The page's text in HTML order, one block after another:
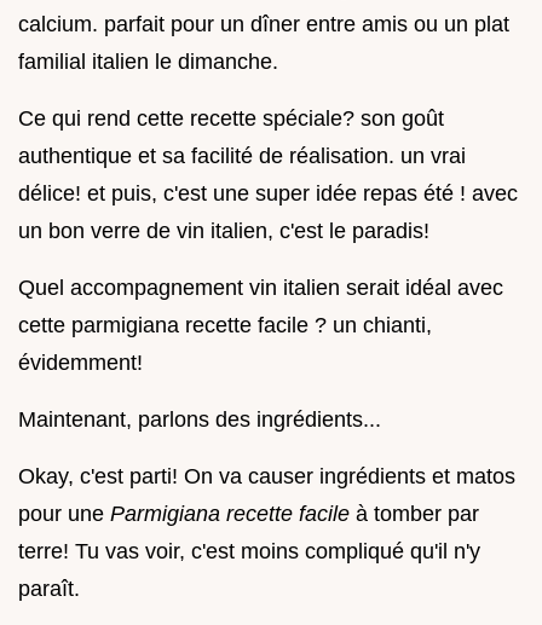
calcium. parfait pour un dîner entre amis ou un plat
familial italien le dimanche.
Ce qui rend cette recette spéciale? son goût
authentique et sa facilité de réalisation. un vrai
délice! et puis, c'est une super idée repas été ! avec
un bon verre de vin italien, c'est le paradis!
Quel accompagnement vin italien serait idéal avec
cette parmigiana recette facile ? un chianti,
évidemment!
Maintenant, parlons des ingrédients...
Okay, c'est parti! On va causer ingrédients et matos
pour une Parmigiana recette facile à tomber par
terre! Tu vas voir, c'est moins compliqué qu'il n'y
paraît.